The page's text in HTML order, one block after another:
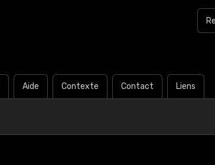
Aide Contexte Contact Liens